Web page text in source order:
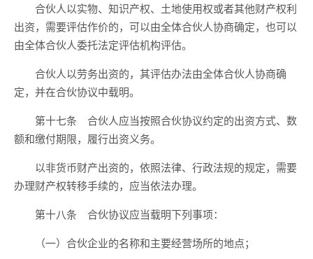
合伙人以实物、知识产权、土地使用权或者其他财产权利
出资，需要评估作价的，可以由全体合伙人协商确定，也可以
由全体合伙人委托法定评估机构评估。
合伙人以劳务出资的，其评估办法由全体合伙人协商确
定，并在合伙协议中载明。
第十七条 合伙人应当按照合伙协议约定的出资方式、数
额和缴付期限，履行出资义务。
以非货币财产出资的，依照法律、行政法规的规定，需要
办理财产权转移手续的，应当依法办理。
第十八条 合伙协议应当载明下列事项：
（一）合伙企业的名称和主要经营场所的地点；